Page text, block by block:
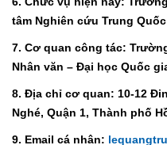
tâm Nghiên cứu Trung Quốc
7. Cơ quan công tác:
Nhân văn – Đại học Quốc
8. Địa chỉ cơ quan: 10-12
Nghé, Quận 1, Thành phố
9. Email cá nhân: